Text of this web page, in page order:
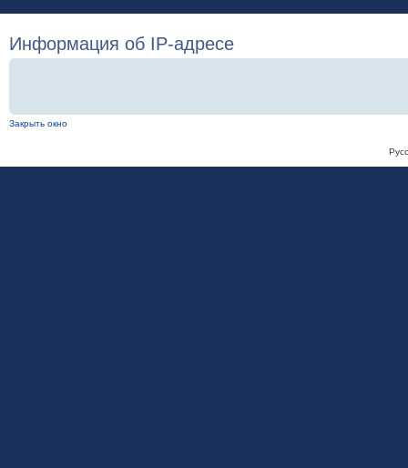
Информация об IP-адресе
Закрыть окно